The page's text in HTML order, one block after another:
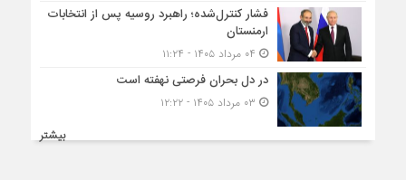
فشار کنترل‌شده؛ راهبرد روسیه پس از انتخابات
ارمنستان
در دل بحران فرصتی نهفته است
بیشتر